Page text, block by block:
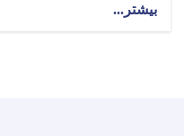
بیشتر...